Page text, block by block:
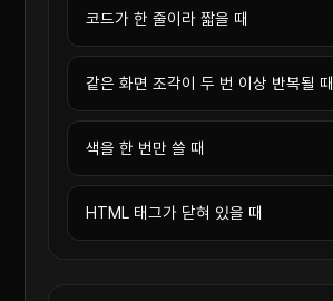
코드가 한 줄이라 짧을 때
같은 화면 조각이 두 번 이상 반복될 때
색을 한 번만 쓸 때
HTML 태그가 닫혀 있을 때